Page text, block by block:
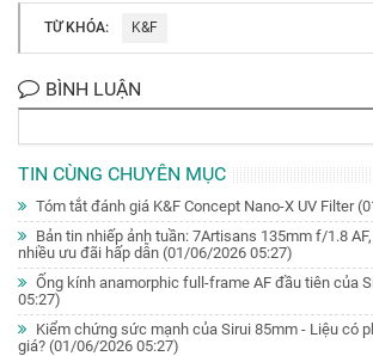
TỪ KHÓA: K&F
BÌNH LUẬN
TIN CÙNG CHUYÊN MỤC
Tóm tắt đánh giá K&F Concept Nano-X UV Filter
Bản tin nhiếp ảnh tuần: 7Artisans 135mm f/1.8
nhiều ưu đãi hấp dẫn (01/06/2026 05:27)
Ống kính anamorphic full-frame AF đầu tiên của
05:27)
Kiểm chứng sức mạnh của Sirui 85mm - Liệu có
giá? (01/06/2026 05:27)